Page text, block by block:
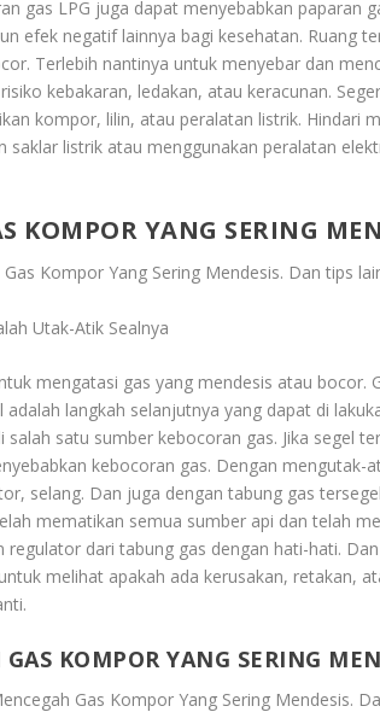
gas LPG juga dapat menyebabkan paparan
efek negatif lainnya bagi kesehatan. Ruang
Terlebih nantinya untuk menyebar dan
kebakaran, ledakan, atau keracunan.
kompor, lilin, atau peralatan listrik. Hindari
saklar listrik atau menggunakan peralatan
KOMPOR YANG SERING
Kompor Yang Sering Mendesis. Dan tips
Utak-Atik Sealnya
mengatasi gas yang mendesis atau bocor.
langkah selanjutnya yang dapat di
satu sumber kebocoran gas. Jika segel
kebocoran gas. Dengan mengutak-
selang. Dan juga dengan tabung gas
mematikan semua sumber api dan telah
regulator dari tabung gas dengan hati-hati.
melihat apakah ada kerusakan, retakan,
KOMPOR YANG SERING
Gas Kompor Yang Sering Mendesis.